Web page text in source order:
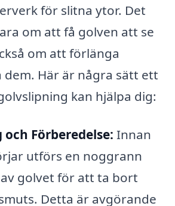
för slitna ytor. Det
om att få golven att se
om att förlänga
dem. Här är några sätt ett
kan hjälpa dig:
Förberedelse: Innan
utförs en noggrann
golvet för att ta bort
Detta är avgörande